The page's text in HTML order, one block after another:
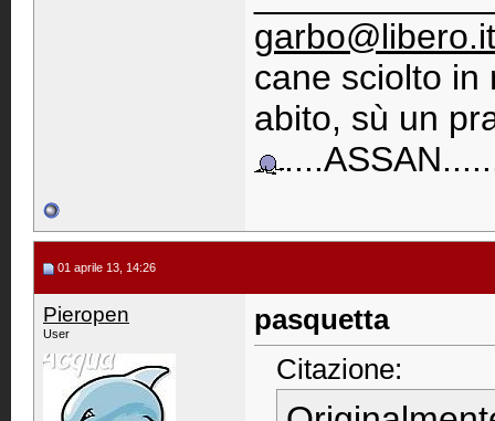
garbo@libero.it
cane sciolto in
abito, sù un
01 aprile 13, 14:26
Pieropen
User
pasquetta
Citazione: